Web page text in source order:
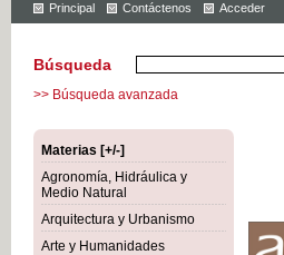
Principal Contáctenos Acceder
Búsqueda
>> Búsqueda avanzada
Materias [+/-]
Agronomía, Hidráulica y
Medio Natural
Arquitectura y Urbanismo
Arte y Humanidades